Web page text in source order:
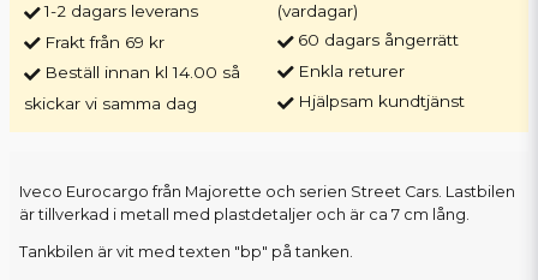
1-2 dagars leverans
Frakt från 69 kr
Beställ innan kl 14.00 så
skickar vi samma dag
(vardagar)
60 dagars ångerrätt
Enkla returer
Hjälpsam kundtjänst
Iveco Eurocargo från Majorette och serien Street Cars. Lastbilen
är tillverkad i metall med plastdetaljer och är ca 7 cm lång.
Tankbilen är vit med texten "bp" på tanken.